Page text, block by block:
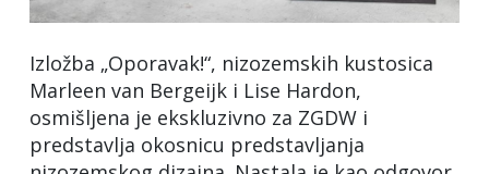
Izložba „Oporavak!“, nizozemskih kustosica
Marleen van Bergeijk i Lise Hardon,
osmišljena je ekskluzivno za ZGDW i
predstavlja okosnicu predstavljanja